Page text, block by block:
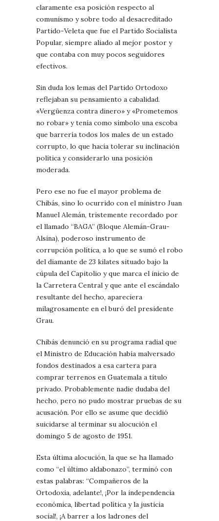
claramente esa posición respecto al
comunismo y sobre todo al desacreditado
Partido-Veleta que fue el Partido Socialista
Popular, siempre aliado al mejor postor y
que contaba con muy pocos seguidores
efectivos.
Sin duda los lemas del Partido Ortodoxo
reflejaban su pensamiento a cabalidad.
«Vergüenza contra dinero» y «Prometemos
no robar» y tenía como símbolo una escoba
que barrería todos los males de un estado
corrupto, lo que hacía tolerar su inclinación
política y considerarlo una posición
moderada.
Pero ese no fue el mayor problema de
Chibás, sino lo ocurrido con el ministro Juan
Manuel Alemán, tristemente recordado por
el llamado “BAGA” (Bloque Alemán-Grau-
Alsina), poderoso instrumento de
corrupción política, a lo que se sumó el robo
del diamante de 23 kilates situado bajo la
cúpula del Capitolio y que marca el inicio de
la Carretera Central y que ante el escándalo
resultante del hecho, apareciera
milagrosamente en el buró del presidente
Grau.
Chibás denunció en su programa radial que
el Ministro de Educación había malversado
fondos destinados a esa cartera para
comprar terrenos en Guatemala a título
privado. Probablemente nadie dudaba del
hecho, pero no pudo mostrar pruebas de su
acusación. Por ello se asume que decidió
suicidarse al terminar su alocución el
domingo 5 de agosto de 1951.
Esta última alocución, la que se ha llamado
como “el último aldabonazo”, terminó con
estas palabras: “Compañeros de la
Ortodoxia, adelante!, ¡Por la independencia
económica, libertad política y la justicia
social!, ¡A barrer a los ladrones del